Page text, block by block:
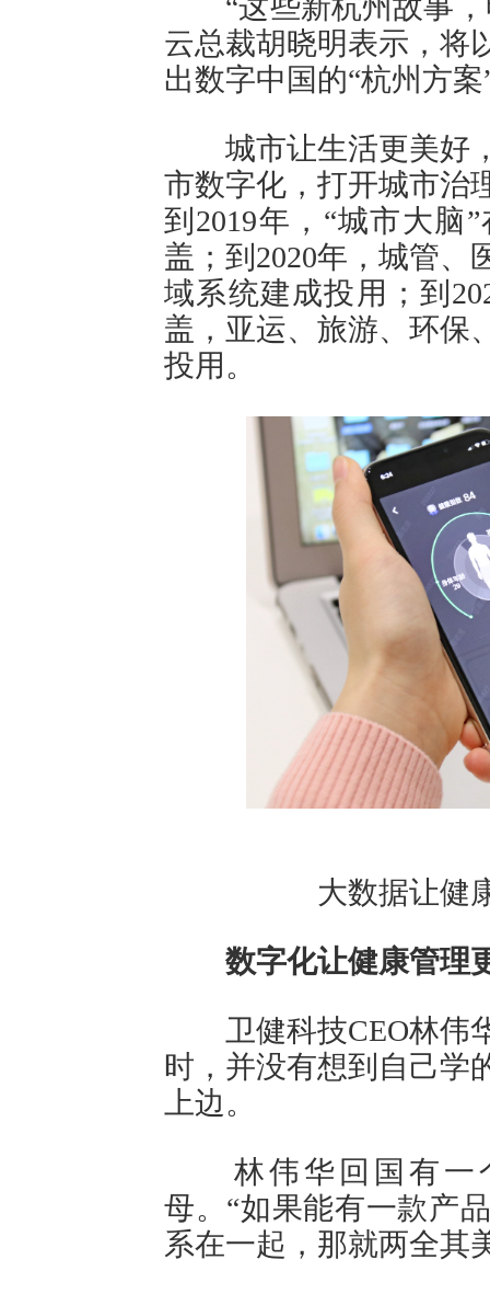
云总裁胡晓明表示，将
出数字中国的“杭州方案
城市让生活更美好，
市数字化，打开城市治
到2019年，“城市大脑
盖；到2020年，城管、
域系统建成投用；到
盖，亚运、旅游、环保
投用。
大数据让健
数字化让健康管理
卫健科技CEO林伟华
时，并没有想到自己学
上边。
林伟华回国有一
母。“如果能有一款产
系在一起，那就两全其